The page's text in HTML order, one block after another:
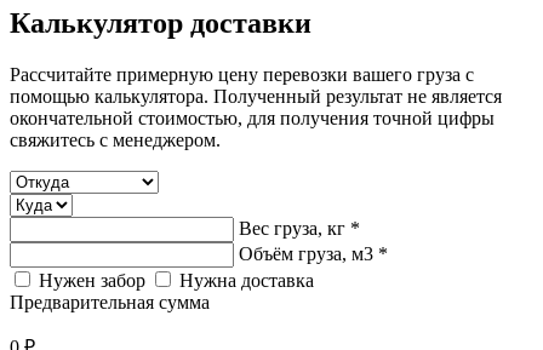
Калькулятор доставки
Рассчитайте примерную цену перевозки вашего груза с
помощью калькулятора. Полученный результат не является
окончательной стоимостью, для получения точной цифры
свяжитесь с менеджером.
Вес груза, кг *
Объём груза, м3 *
Нужен забор
Нужна доставка
Предварительная сумма